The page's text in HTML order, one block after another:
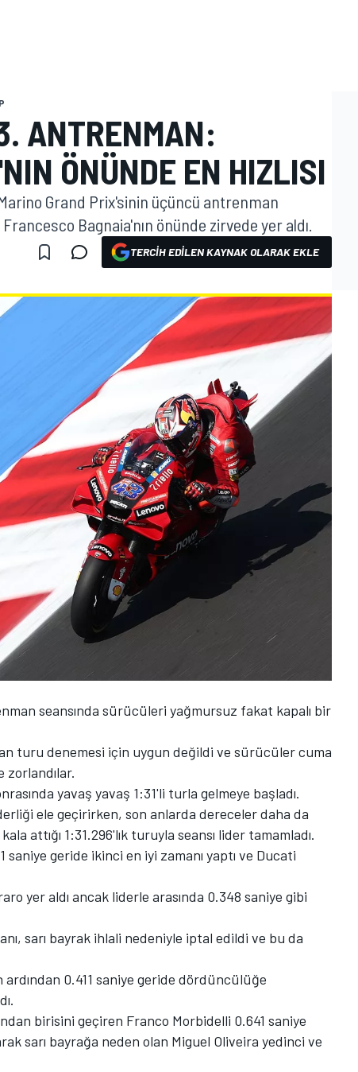
ANTRENMAN:
ÖNÜNDE EN HIZLISI
Grand Prix'sinin üçüncü antrenman
Bagnaia'nın önünde zirvede yer aldı.
TERCIH EDILEN KAYNAK OLARAK EKLE
seansında sürücüleri yağmursuz fakat kapalı bir
turu denemesi için uygun değildi ve sürücüler cuma
yavaş yavaş 1:31'li turla gelmeye başladı.
ele geçirirken, son anlarda dereceler daha da
attığı 1:31.296'lık turuyla seansı lider tamamladı.
saniye geride ikinci en iyi zamanı yaptı ve Ducati
yer aldı ancak liderle arasında 0.348 saniye gibi
sarı bayrak ihlali nedeniyle iptal edildi ve bu da
0.411 saniye geride dördüncülüğe
birisini geçiren Franco Morbidelli 0.641 saniye
sarı bayrağa neden olan Miguel Oliveira yedinci ve